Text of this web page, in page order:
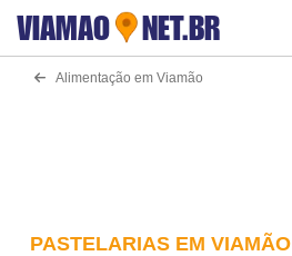
VIAMAO NET.BR
Alimentação em Viamão
PASTELARIAS EM VIAMÃO